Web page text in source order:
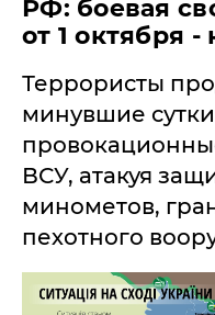
РФ: боевая
от 1 октября -
Террористы
минувшие
ВСУ, атакуя
минометов,
пехотного